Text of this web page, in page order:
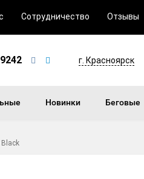
Сотрудничество Отзывы
г. Красноярск
Новинки Беговые
Black